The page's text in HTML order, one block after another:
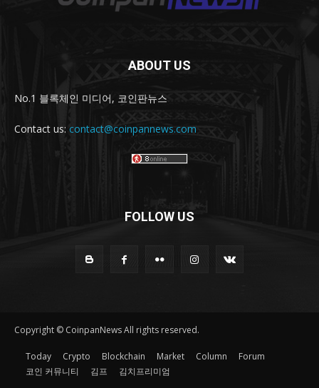
ABOUT US
No.1 블록체인 미디어, 코인판뉴스
Contact us: contact@coinpannews.com
FOLLOW US
Copyright © CoinpanNews All rights reserved.
Today Crypto Blockchain Market Column
Forum
코인 커뮤니티
김프 김치프리미엄